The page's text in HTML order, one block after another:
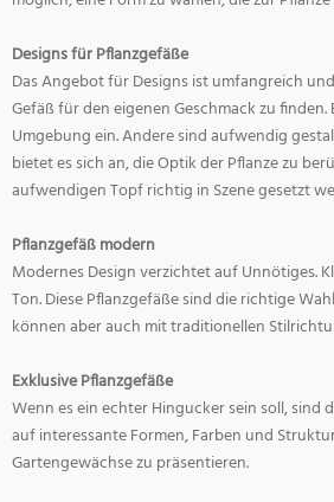
Designs für Pflanzgefäße
Das Angebot für Designs ist umfangreich
Gefäß für den eigenen Geschmack zu
Umgebung ein. Andere sind aufwendig
bietet es sich an, die Optik der Pflanze zu
aufwendigen Topf richtig in Szene gesetzt
Pflanzgefäß modern
Modernes Design verzichtet auf Unnötiges.
Ton. Diese Pflanzgefäße sind die richtige
können aber auch mit traditionellen
Exklusive Pflanzgefäße
Wenn es ein echter Hingucker sein soll, sind
auf interessante Formen, Farben und
Gartengewächse zu präsentieren.